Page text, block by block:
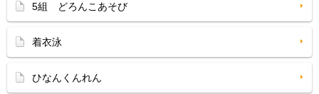
5組 どろんこあそび
着衣泳
ひなんくんれん